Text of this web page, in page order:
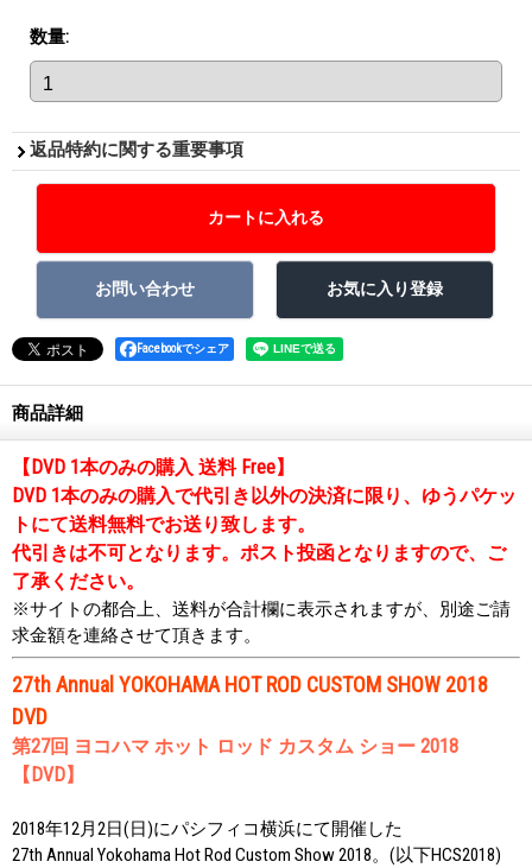
数量:
返品特約に関する重要事項
Facebookでシェア
商品詳細
【DVD 1本のみの購入 送料 Free】
DVD 1本のみの購入で代引き以外の決済に限り、ゆうパケッ
トにて送料無料でお送り致します。
代引きは不可となります。ポスト投函となりますので、ご
了承ください。
※サイトの都合上、送料が合計欄に表示されますが、別途ご請
求金額を連絡させて頂きます。
27th Annual YOKOHAMA HOT ROD CUSTOM SHOW 2018
DVD
第27回 ヨコハマ ホット ロッド カスタム ショー 2018
【DVD】
2018年12月2日(日)にパシフィコ横浜にて開催した
27th Annual Yokohama Hot Rod Custom Show 2018。(以下HCS2018)